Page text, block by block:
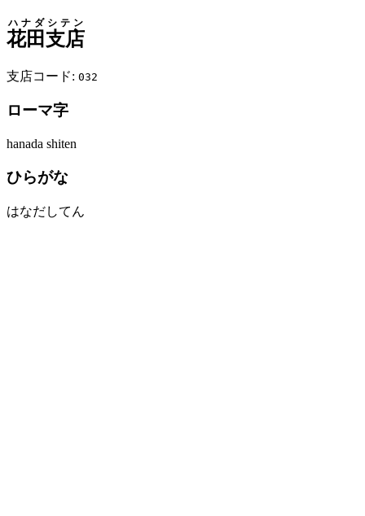
花田支店
ハナダシテン
支店コード: 032
ローマ字
hanada shiten
ひらがな
はなだしてん